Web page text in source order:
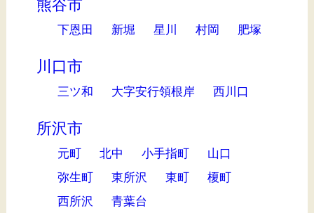
熊谷市
下恩田 新堀 星川 村岡 肥塚
川口市
三ツ和 大字安行領根岸 西川口
所沢市
元町 北中 小手指町
山口
弥生町
東所沢 東町
榎町
西所沢
青葉台